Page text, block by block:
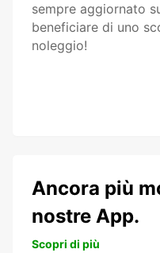
sempre aggiornato
beneficiare di uno
noleggio!
Ancora più
nostre App.
Scopri di più